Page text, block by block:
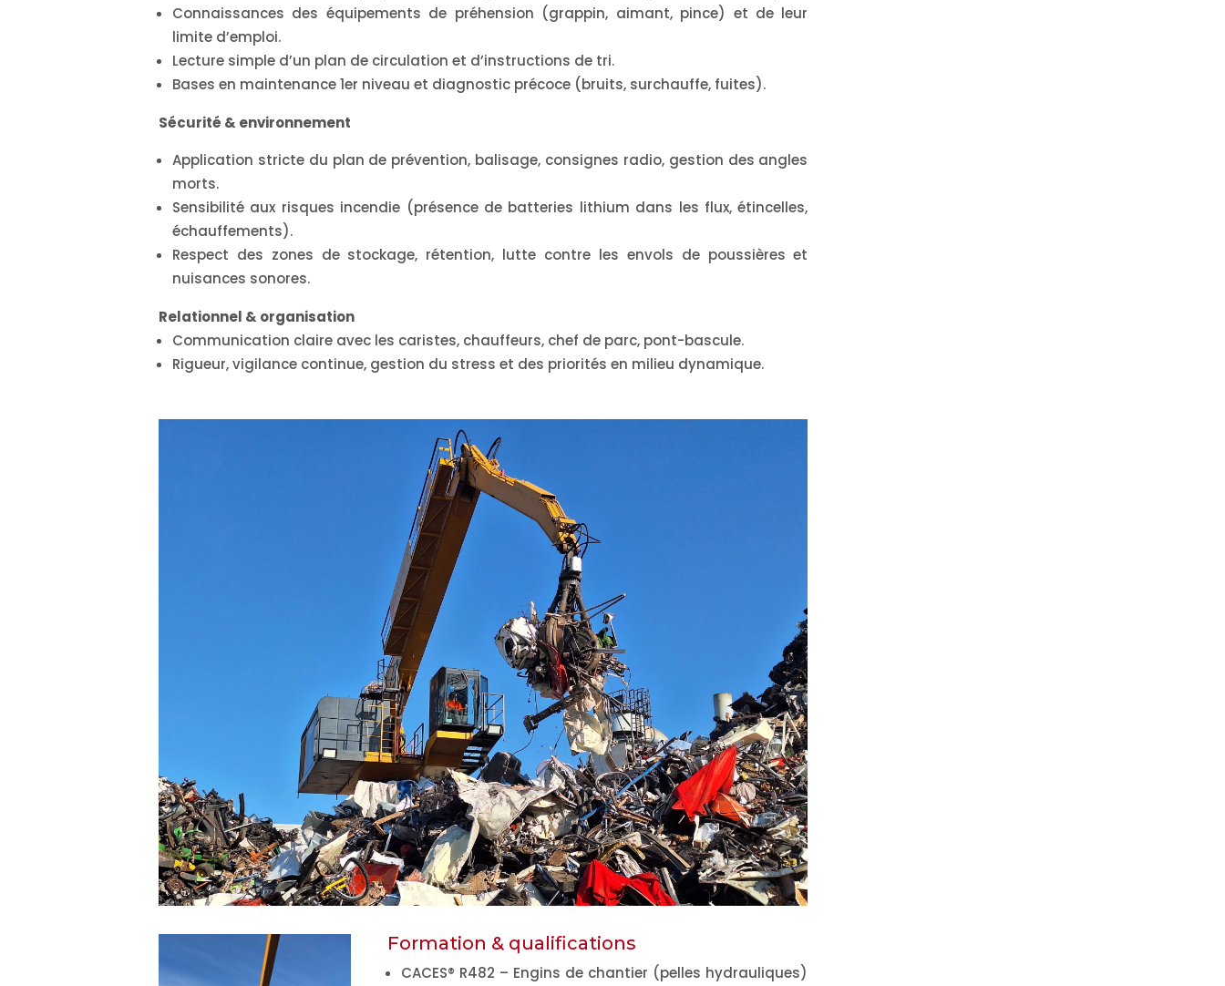
Connaissances des équipements de préhension (grappin, aimant, pince) et de leur
limite d’emploi.
Lecture simple d’un plan de circulation et d’instructions de tri.
Bases en maintenance 1er niveau et diagnostic précoce (bruits, surchauffe, fuites).
Sécurité & environnement
Application stricte du plan de prévention, balisage, consignes radio, gestion des angles
morts.
Sensibilité aux risques incendie (présence de batteries lithium dans les flux, étincelles,
échauffements).
Respect des zones de stockage, rétention, lutte contre les envols de poussières et
nuisances sonores.
Relationnel & organisation
Communication claire avec les caristes, chauffeurs, chef de parc, pont-bascule.
Rigueur, vigilance continue, gestion du stress et des priorités en milieu dynamique.
Formation & qualifications
CACES® R482 – Engins de chantier (pelles hydrauliques)